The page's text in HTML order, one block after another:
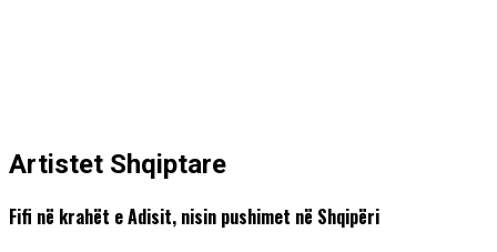
Artistet Shqiptare
Fifi në krahët e Adisit, nisin pushimet në Shqipëri